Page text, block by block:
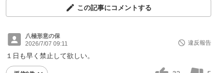
この記事にコメントする
八極形意の保
2026/7/07 09:11
違反報告
１日も早く禁止して欲しい。